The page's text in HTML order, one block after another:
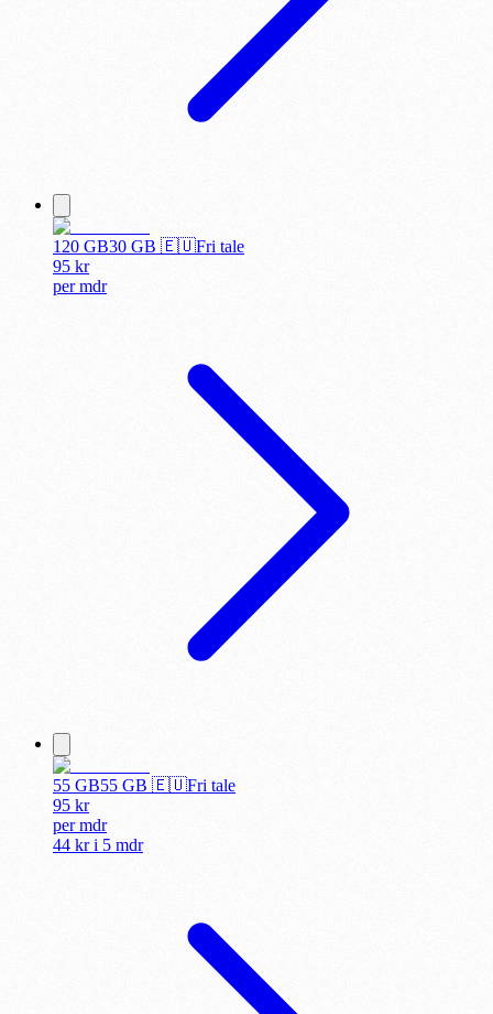
120 GB30 GB 🇪🇺Fri tale
95 kr
permdr
55 GB55 GB 🇪🇺Fri tale
95 kr
permdr
44 kr i 5 mdr